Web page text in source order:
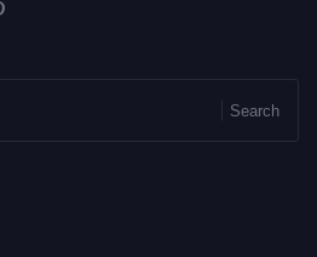
Search